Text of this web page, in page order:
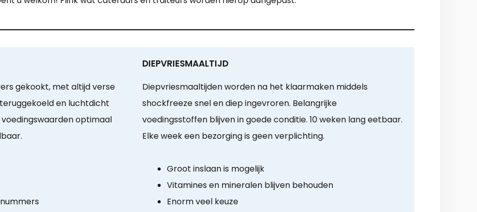
gekookt, met altijd verse
en luchtdicht
optimaal
DIEPVRIESMAALTIJD
Diepvriesmaaltijden worden na het klaarmaken middels
shockfreeze snel en diep ingevroren. Belangrijke
voedingsstoffen blijven in goede conditie. 10 weken lang eetbaar.
Elke week een bezorging is geen verplichting.
Groot inslaan is mogelijk
Vitamines en mineralen blijven behouden
Enorm veel keuze